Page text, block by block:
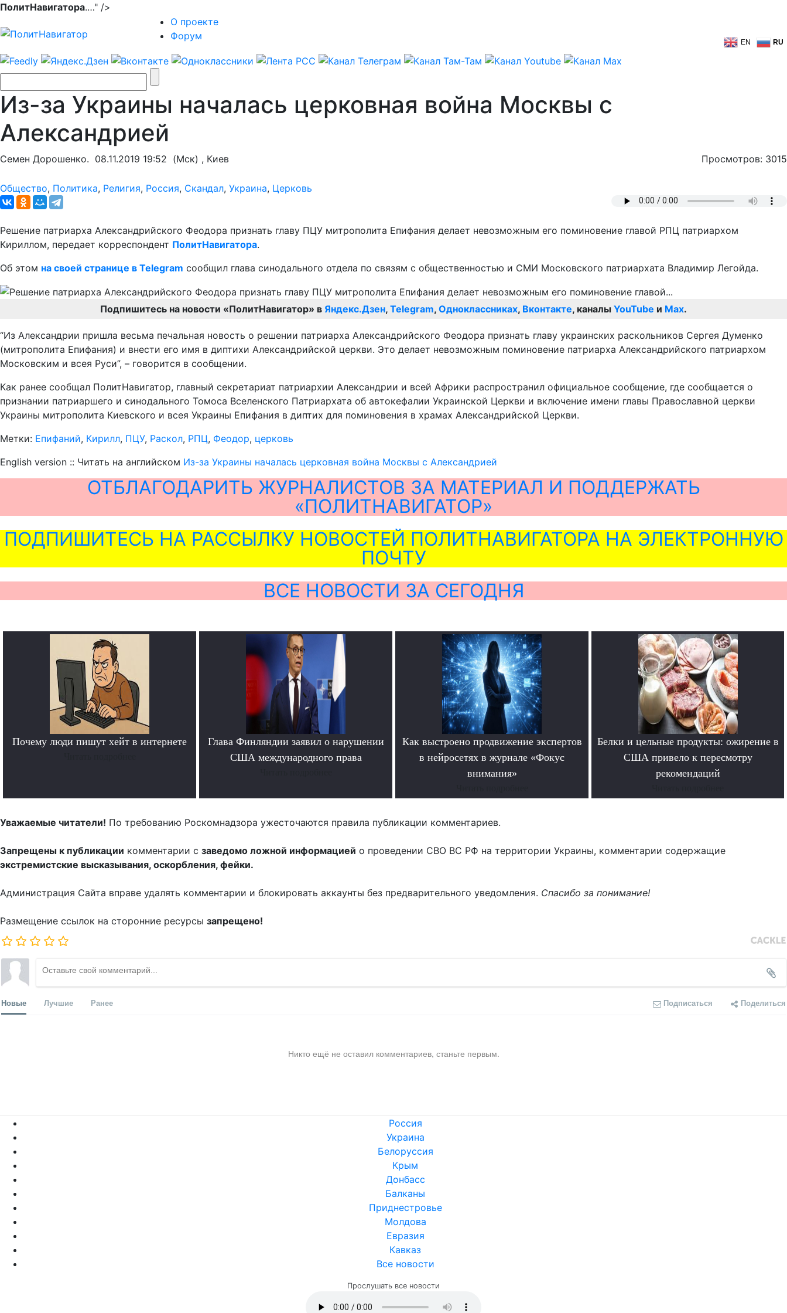
ПолитНавигатора.…" />
О проекте
Форум
EN RU
Из-за Украины началась церковная война Москвы с
Александрией
Семен Дорошенко. 08.11.2019 19:52 (Мск) , Киев Просмотров: 3015
Общество, Политика, Религия, Россия, Скандал, Украина, Церковь
Решение патриарха Александрийского Феодора признать главу ПЦУ митрополита Епифания делает невозможным его поминовение главой РПЦ патриархом
Кириллом, передает корреспондент ПолитНавигатора.
Об этом на своей странице в Telegram сообщил глава синодального отдела по связям с общественностью и СМИ Московского патриархата Владимир Легойда.
Подпишитесь на новости «ПолитНавигатор» в Яндекс.Дзен, Telegram, Одноклассниках, Вконтакте, каналы YouTube и Max.
“Из Александрии пришла весьма печальная новость о решении патриарха Александрийского Феодора признать главу украинских раскольников Сергея Думенко
(митрополита Епифания) и внести его имя в диптихи Александрийской церкви. Это делает невозможным поминовение патриарха Александрийского патриархом
Московским и всея Руси”, – говорится в сообщении.
Как ранее сообщал ПолитНавигатор, главный секретариат патриархии Александрии и всей Африки распространил официальное сообщение, где сообщается о
признании патриаршего и синодального Томоса Вселенского Патриархата об автокефалии Украинской Церкви и включение имени главы Православной церкви
Украины митрополита Киевского и всея Украины Епифания в диптих для поминовения в храмах Александрийской Церкви.
Метки: Епифаний, Кирилл, ПЦУ, Раскол, РПЦ, Феодор, церковь
English version :: Читать на английском Из-за Украины началась церковная война Москвы с Александрией
ОТБЛАГОДАРИТЬ ЖУРНАЛИСТОВ ЗА МАТЕРИАЛ И ПОДДЕРЖАТЬ
«ПОЛИТНАВИГАТОР»
ПОДПИШИТЕСЬ НА РАССЫЛКУ НОВОСТЕЙ ПОЛИТНАВИГАТОРА НА ЭЛЕКТРОННУЮ
ПОЧТУ
ВСЕ НОВОСТИ ЗА СЕГОДНЯ
Почему люди пишут хейт в интернете
Глава Финляндии заявил о нарушении
США международного права
Как выстроено продвижение экспертов
в нейросетях в журнале «Фокус
внимания»
Белки и цельные продукты: ожирение в
США привело к пересмотру
рекомендаций
Уважаемые читатели! По требованию Роскомнадзора ужесточаются правила публикации комментариев.
Запрещены к публикации комментарии с заведомо ложной информацией о проведении СВО ВС РФ на территории Украины, комментарии содержащие
экстремистские высказывания, оскорбления, фейки.
Администрация Сайта вправе удалять комментарии и блокировать аккаунты без предварительного уведомления. Спасибо за понимание!
Размещение ссылок на сторонние ресурсы запрещено!
Новые Лучшие Ранее Подписаться Поделиться
Никто ещё не оставил комментариев, станьте первым.
Россия
Украина
Белоруссия
Крым
Донбасс
Балканы
Приднестровье
Молдова
Евразия
Кавказ
Все новости
Прослушать все новости